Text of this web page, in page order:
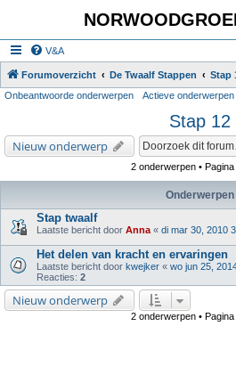
V&A
Forumoverzicht De Twaalf Stappen Stap
Onbeantwoorde onderwerpen Actieve onderwerpen
Stap 12
Nieuw onderwerp
2 onderwerpen • Pagina
Onderwerpen
Stap twaalf
Laatste bericht door Anna « di mar 30, 2010
Het delen van kracht en ervaringen
Laatste bericht door kwejker « wo jun 25,
Reacties: 2
Nieuw onderwerp
2 onderwerpen • Pagina